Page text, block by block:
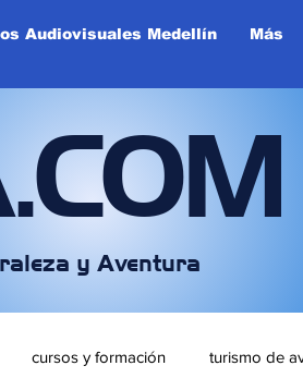
Audiovisuales Medellín Más
y Aventura
cursos y formación turismo de